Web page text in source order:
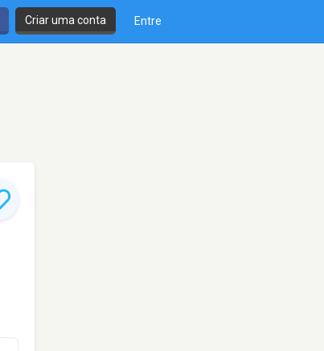
Criar uma conta Entre